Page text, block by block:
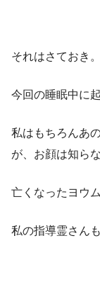
それはさておき。
今回の睡眠中に
私はもちろんあ
が、お顔は知ら
亡くなったヨウ
私の指導霊さん